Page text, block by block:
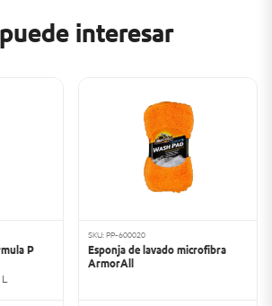
interesar
P
SKU: PP-600020
Esponja de lavado microfibra
ArmorAll